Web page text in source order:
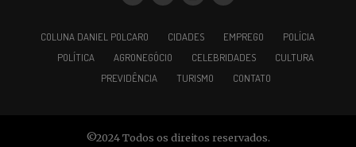
COLUNA DANIEL POLCARO CIDADES EMPREGO
POLÍCIA
POLÍTICA
AGRONEGÓCIO CELEBRIDADES
CULTURA
PREVIDÊNCIA
TURISMO CONTATO
©2024 Todos os direitos reservados.